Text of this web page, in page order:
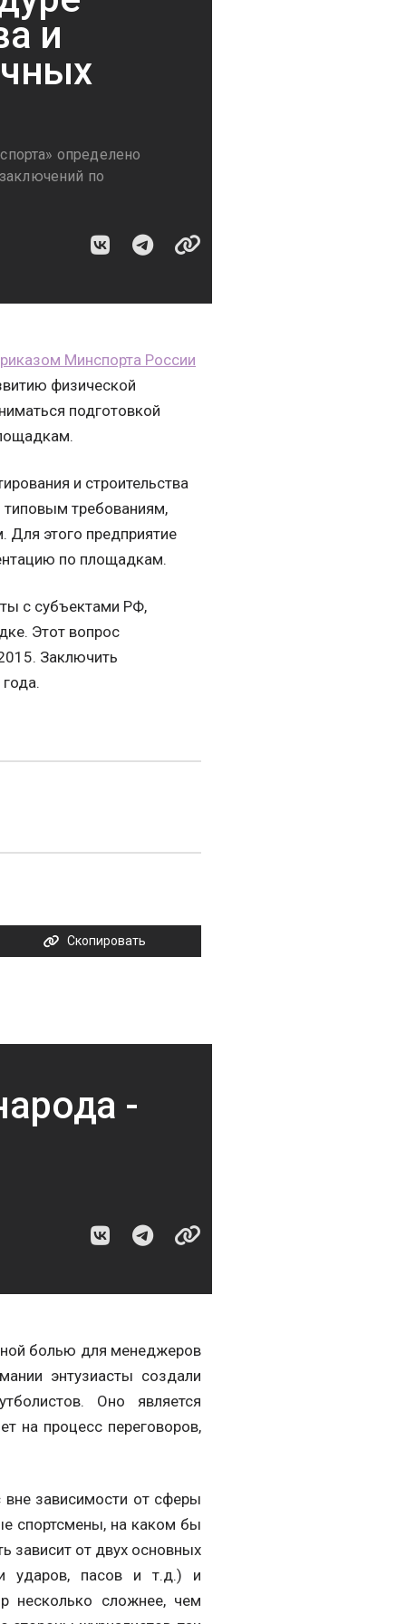
и
определено
по
Минспорта России
физической
подготовкой
и строительства
типовым требованиям,
Для этого предприятие
по площадкам.
с субъектами РФ,
Этот вопрос
Заключить
Скопировать
-
болью для менеджеров
энтузиасты создали
Оно является
на процесс переговоров,
зависимости от сферы
спортсмены, на каком бы
зависит от двух основных
ударов, пасов и т.д.) и
несколько сложнее, чем